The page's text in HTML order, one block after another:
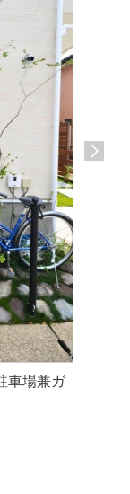
車場兼ガ